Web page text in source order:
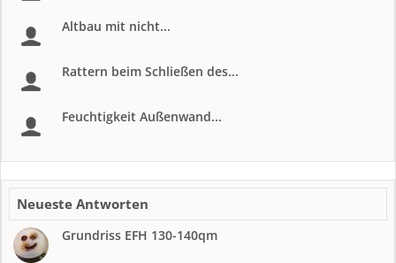
Altbau mit nicht...
Rattern beim Schließen des...
Feuchtigkeit Außenwand...
Neueste Antworten
Grundriss EFH 130-140qm